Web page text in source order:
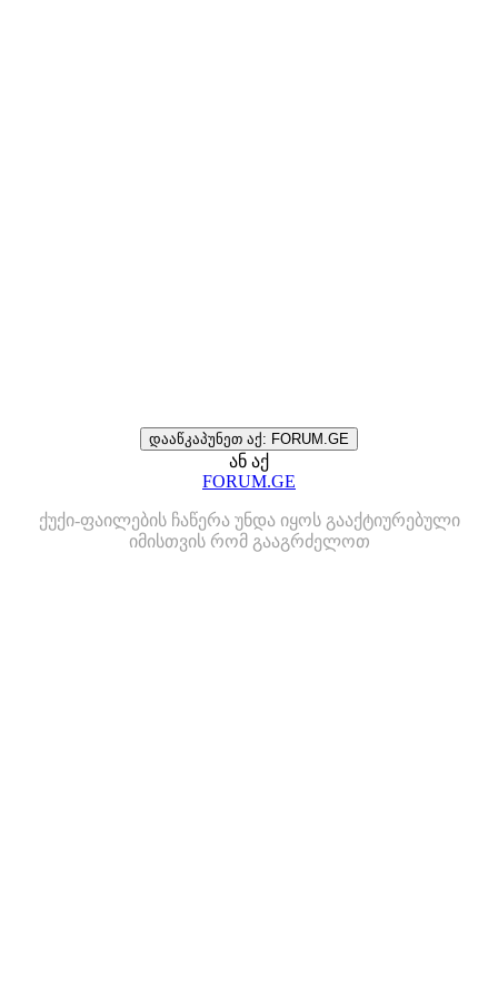
დააწკაპუნეთ აქ: FORUM.GE
ან აქ
FORUM.GE
ქუქი-ფაილების ჩაწერა უნდა იყოს გააქტიურებული
იმისთვის რომ გააგრძელოთ